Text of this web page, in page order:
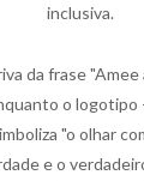
inclusiva.
da frase
o logotipo
"o olhar
e o